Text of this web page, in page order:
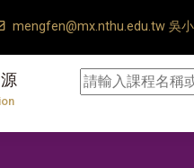
mengfen@mx.nthu.edu.tw 吳